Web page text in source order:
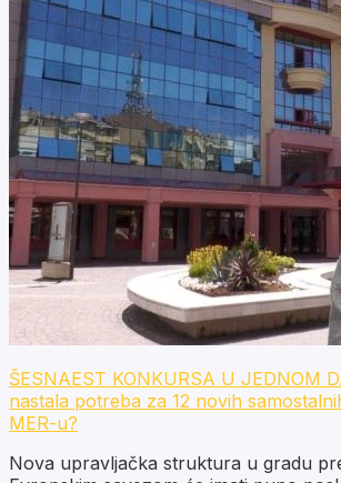
ŠESNAEST KONKURSA U JEDNOM
nastala potreba za 12 novih
MER-u?
Nova upravljačka struktura u gradu